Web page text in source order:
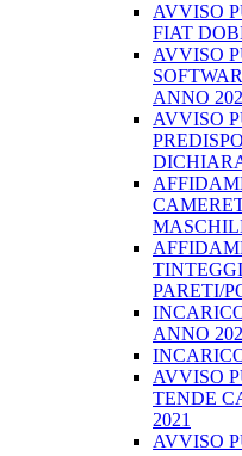
AVVISO
FIAT
AVVISO
ANNO
AVVISO
PARETI/
ANNO
AVVISO
TENDE
2021
AVVISO